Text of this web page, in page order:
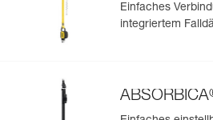
Einfaches
integriertem
ABSORBICA